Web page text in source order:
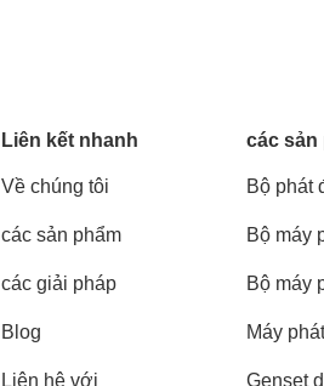
Liên kết nhanh
Về chúng tôi
các sản phẩm
các giải pháp
Blog
Liên hệ với
các sản
Bộ phát
Bộ máy
Bộ máy
Máy
Genset